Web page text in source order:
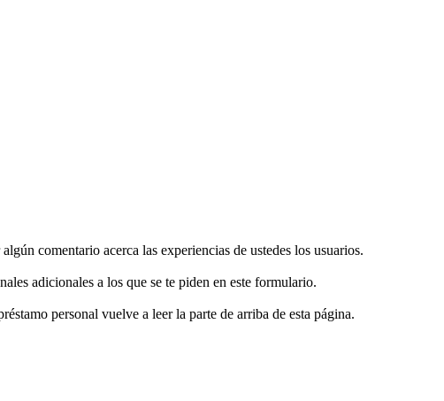
comentario acerca las experiencias de ustedes los usuarios.
adicionales a los que se te piden en este formulario.
personal vuelve a leer la parte de arriba de esta página.